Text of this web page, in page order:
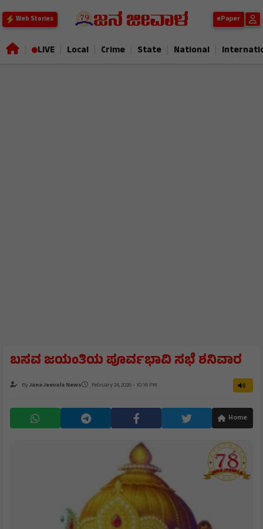
Web Stories ePaper
LIVE Local Crime State National
ಬಸವ ಜಯಂತಿಯ ಪೂರ್ವಭಾವಿ ಸಭೆ ಶನಿವಾರ
ByJana Jeevala News February 24, 2026 - 10:16 PM
Home